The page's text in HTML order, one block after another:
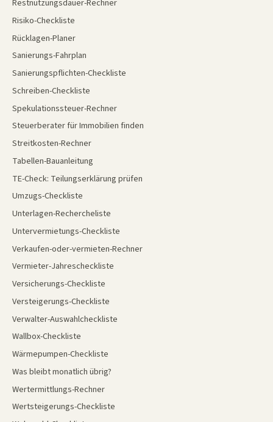
Restnutzungsdauer-Rechner
Risiko-Checkliste
Rücklagen-Planer
Sanierungs-Fahrplan
Sanierungspflichten-Checkliste
Schreiben-Checkliste
Spekulationssteuer-Rechner
Steuerberater für Immobilien finden
Streitkosten-Rechner
Tabellen-Bauanleitung
TE-Check: Teilungserklärung prüfen
Umzugs-Checkliste
Unterlagen-Rechercheliste
Untervermietungs-Checkliste
Verkaufen-oder-vermieten-Rechner
Vermieter-Jahrescheckliste
Versicherungs-Checkliste
Versteigerungs-Checkliste
Verwalter-Auswahlcheckliste
Wallbox-Checkliste
Wärmepumpen-Checkliste
Was bleibt monatlich übrig?
Wertermittlungs-Rechner
Wertsteigerungs-Checkliste